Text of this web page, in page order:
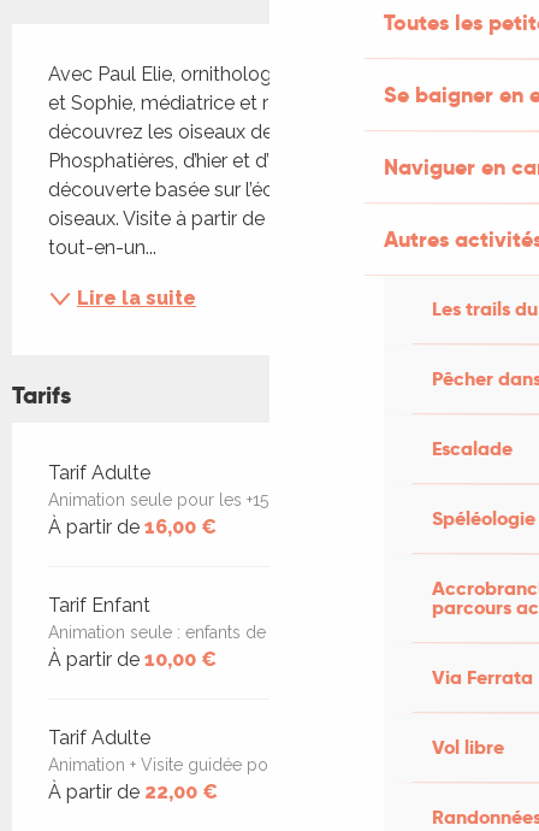
Toutes les
Se baigner en
Naviguer en
Autres
Les trails
Pêcher
Escalade
Spéléologie
parcours
Via Ferrata
Vol libre
Avec Paul Elie, ornithologue et chanteur d’oiseaux
et Sophie, médiatrice et raconteuse d’histoires,
découvrez les oiseaux de la surface des
Phosphatières, d’hier et d’aujourd’hui. Animation
découverte basée sur l’écoute et le chant des
oiseaux. Visite à partir de 8 ans. MALIN ! Le billet
tout-en-un...
Lire la suite
Tarifs
Tarifs 2026
Tarif Adulte
Animation seule pour les +15 ans
À partir de 16,00 €
Tarif Enfant
Animation seule : enfants de 8-14 ans
À partir de 10,00 €
Tarif Adulte
Animation + Visite guidée pour les +15 ans
À partir de 22,00 €